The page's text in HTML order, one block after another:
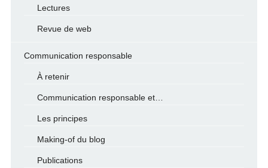
Lectures
Revue de web
Communication responsable
À retenir
Communication responsable et…
Les principes
Making-of du blog
Publications